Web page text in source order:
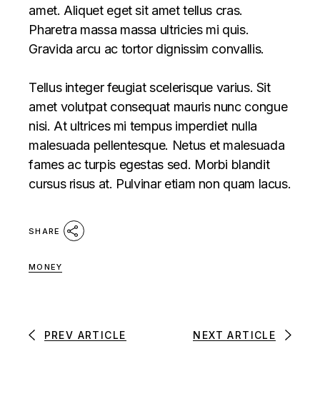
amet. Aliquet eget sit amet tellus cras.
Pharetra massa massa ultricies mi quis.
Gravida arcu ac tortor dignissim convallis.
Tellus integer feugiat scelerisque varius. Sit
amet volutpat consequat mauris nunc congue
nisi. At ultrices mi tempus imperdiet nulla
malesuada pellentesque. Netus et malesuada
fames ac turpis egestas sed. Morbi blandit
cursus risus at. Pulvinar etiam non quam lacus.
SHARE
MONEY
PREV ARTICLE NEXT ARTICLE